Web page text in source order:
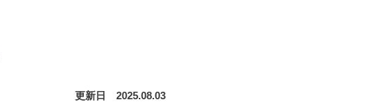
更新日 2025.08.03